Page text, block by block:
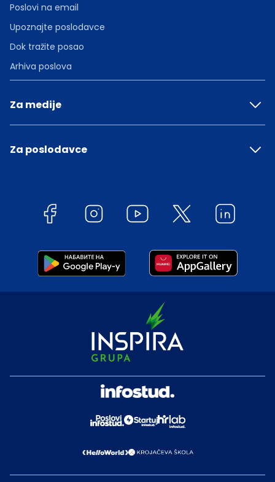
Poslovi na email
Upoznajte poslodavce
Dok tražite posao
Arhiva poslova
Za medije
Za poslodavce